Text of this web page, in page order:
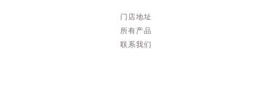
门店地址
所有产品
联系我们